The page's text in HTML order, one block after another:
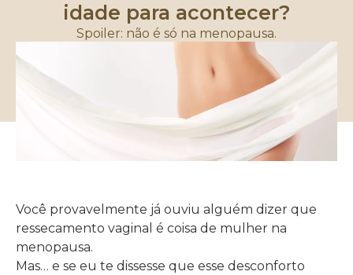
idade para acontecer?
Spoiler: não é só na menopausa.
Você provavelmente já ouviu alguém dizer que
ressecamento vaginal é coisa de mulher na
menopausa.
Mas… e se eu te dissesse que esse desconforto